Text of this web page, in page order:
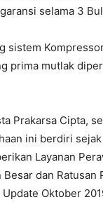
selama 3
sistem
prima mutlak
Prakarsa Cipta,
ini berdiri
Layanan
dan
Oktober